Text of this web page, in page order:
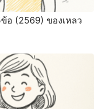
อ (2569) ของเหลว